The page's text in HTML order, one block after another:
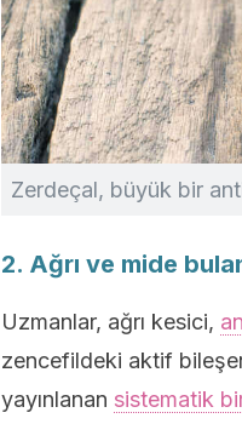
Zerdeçal, büyük bir
2. Ağrı ve mide
Uzmanlar, ağrı kesici,
zencefildeki aktif
yayınlanan sistematik